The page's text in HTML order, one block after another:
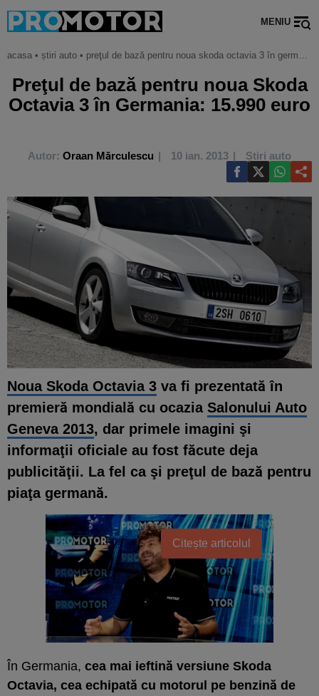
MENIU
acasa • știri auto • preţul de bază pentru noua skoda octavia 3 în germania: 15.990 euro
Preţul de bază pentru noua Skoda
Octavia 3 în Germania: 15.990 euro
Autor: Oraan Mărculescu 10 ian. 2013 Știri auto
Noua Skoda Octavia 3 va fi prezentată în
premieră mondială cu ocazia Salonului Auto
Geneva 2013, dar primele imagini şi
informaţii oficiale au fost făcute deja
publicităţii. La fel ca şi preţul de bază pentru
piaţa germană.
Citește articolul
În Germania, cea mai ieftină versiune Skoda
Octavia, cea echipată cu motorul pe benzină de